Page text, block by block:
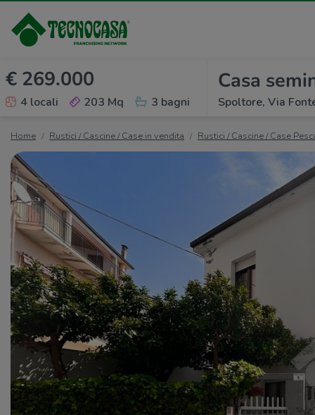
€ 269.000
4 locali 203 Mq 3 bagni
Casa
Spoltore, Via
Home Rustici / Cascine / Case in vendita Rustici / Cascine / Case